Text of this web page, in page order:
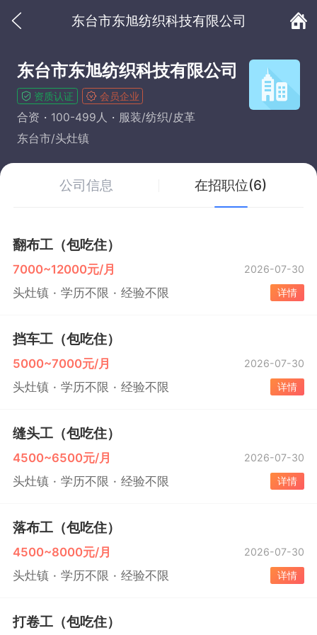
东台市东旭纺织科技有限公司
东台市东旭纺织科技有限公司
资质认证 会员企业
合资 100-499人
服装/纺织/皮革
东台市/头灶镇
公司信息 在招职位(6)
翻布工（包吃住）
7000~12000元/月 2026-07-30
头灶镇 学历不限 经验不限 详情
挡车工（包吃住）
5000~7000元/月 2026-07-30
头灶镇 学历不限 经验不限 详情
缝头工（包吃住）
4500~6500元/月 2026-07-30
头灶镇 学历不限 经验不限 详情
落布工（包吃住）
4500~8000元/月 2026-07-30
头灶镇 学历不限 经验不限 详情
打卷工（包吃住）